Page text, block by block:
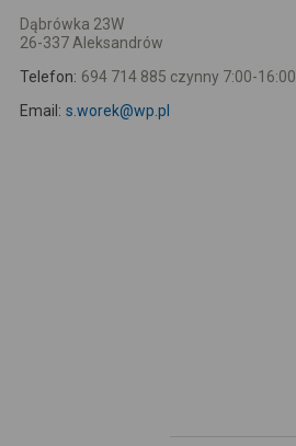
Dąbrówka 23W
26-337 Aleksandrów
Telefon: 694 714 885 czynny 7:00-16:00
Email: s.worek@wp.pl